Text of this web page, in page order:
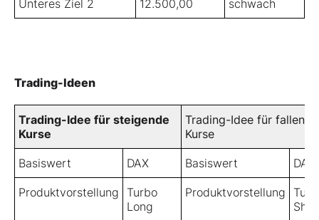
Unteres Ziel 2 12.500,00 schwach
Trading-Ideen
Trading-Idee für steigende
Kurse
Trading-Idee für fallende
Kurse
Basiswert DAX Basiswert DAX
Produktvorstellung
Turbo
Long
Produktvorstellung